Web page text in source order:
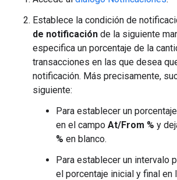
Establece la condición de
de notificación de la siguiente
especifica un porcentaje de la
transacciones en las que desea
notificación. Más precisamente,
siguiente:
Para establecer un
en el campo At/From % y
% en blanco.
Para establecer un intervalo
el porcentaje inicial y final en